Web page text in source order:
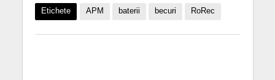
Etichete APM baterii becuri RoRec